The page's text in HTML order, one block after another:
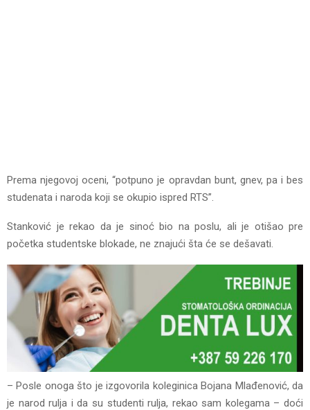
Prema njegovoj oceni, “potpuno je opravdan bunt, gnev, pa i bes
studenata i naroda koji se okupio ispred RTS”.
Stanković je rekao da je sinoć bio na poslu, ali je otišao pre
početka studentske blokade, ne znajući šta će se dešavati.
– Posle onoga što je izgovorila koleginica Bojana Mlađenović, da
je narod rulja i da su studenti rulja, rekao sam kolegama – doći